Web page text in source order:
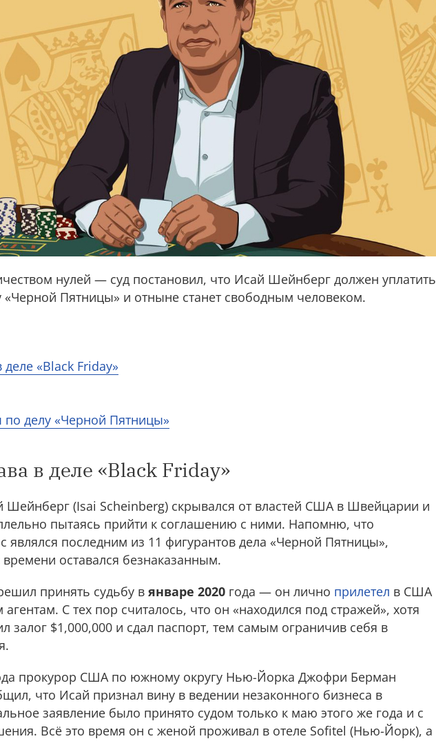
нулей — суд постановил, что Исай Шейнберг должен уплатить
«Черной Пятницы» и отныне станет свободным человеком.
«Black Friday»
по делу «Черной Пятницы»
в деле «Black Friday»
Шейнберг (Isai Scheinberg) скрывался от властей США в Швейцарии и
пытаясь прийти к соглашению с ними. Напомню, что
являлся последним из 11 фигурантов дела «Черной Пятницы»,
оставался безнаказанным.
принять судьбу в январе 2020 года — он лично прилетел в США
С тех пор считалось, что он «находился под стражей», хотя
залог $1,000,000 и сдал паспорт, тем самым ограничив себя в
прокурор США по южному округу Нью-Йорка Джофри Берман
что Исай признал вину в ведении незаконного бизнеса в
заявление было принято судом только к маю этого же года и с
Всё это время он с женой проживал в отеле Sofitel (Нью-Йорк), а